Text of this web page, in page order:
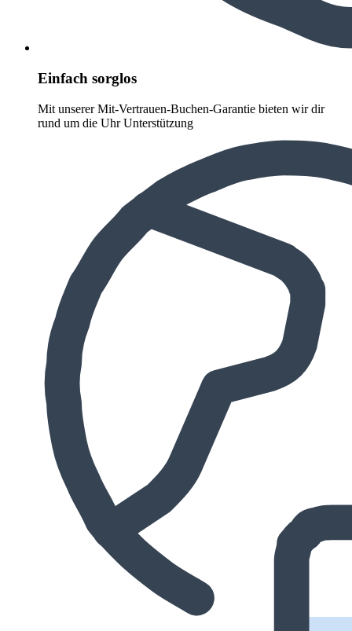
Einfach sorglos
Mit unserer Mit-Vertrauen-Buchen-Garantie bieten wir dir
rund um die Uhr Unterstützung